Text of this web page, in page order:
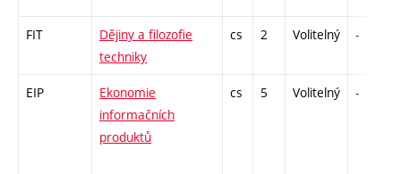
FIT
Dějiny a filozofie
techniky
cs 2 Volitelný -
EIP
Ekonomie
informačních
produktů
cs 5 Volitelný -